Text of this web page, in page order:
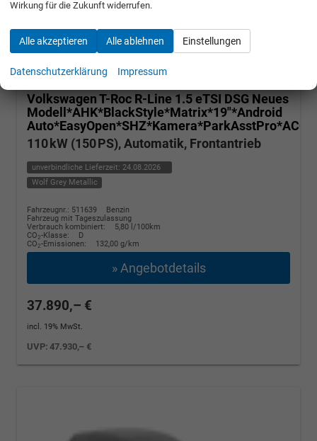
Volkswagen T-Roc R-Line 1.5 eTSI DSG Neues
Modell*AHK*BlackStyle*Matrix*19"*Android
110 kW (150 PS), Automatik, Frontantrieb
unverbindliche Lieferzeit: 24.08.2026
Wolf Grey Metallic
Fahrzeugnr.: 511639
Benzin
Fahrzeug mit Tageszulassung
Verbrauch kombiniert:
5,80 l/100km
CO2-Klasse:
D
CO2-Emissionen: 132,00 g/km
» Angebotdetails
37.890,– €
incl. 19% MwSt.
UVP:47.930,– €
Wirkung für die Zukunft widerrufen.
Alle akzeptieren Alle ablehnen Einstellungen
Datenschutzerklärung Impressum